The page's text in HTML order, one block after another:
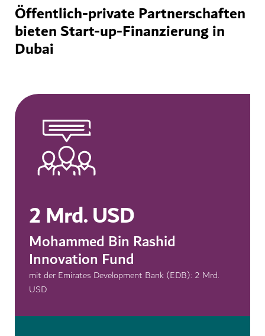
Öffentlich-private Partnerschaften
bieten Start-up-Finanzierung in
Dubai
2 Mrd. USD
Mohammed Bin Rashid
Innovation Fund
mit der Emirates Development Bank (EDB): 2 Mrd.
USD